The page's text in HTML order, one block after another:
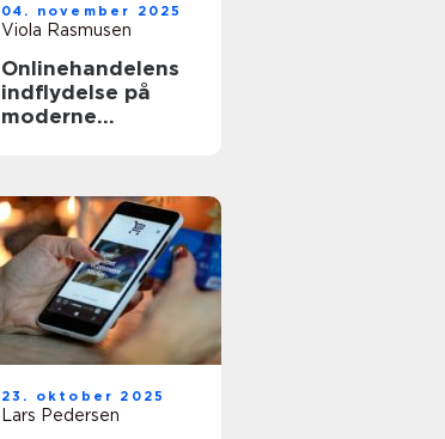
04. november 2025
Viola Rasmusen
Onlinehandelens
indflydelse på
moderne
23. oktober 2025
Lars Pedersen